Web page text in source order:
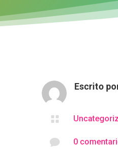
Escrito

 0